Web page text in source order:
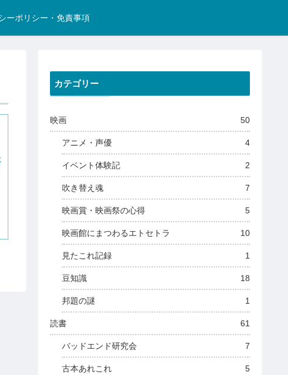
ーポリシー・免責事項
カテゴリー
映画 50
アニメ・声優 4
イベント体験記 2
吹き替え魂 7
映画賞・映画祭の心得 5
映画館にまつわるエトセトラ 10
見たこれ記録 1
豆知識 18
邦題の謎 1
読書 61
バッドエンド研究会 7
古本あれこれ 5